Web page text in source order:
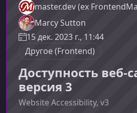
master.dev (ex
Marcy Sutton
15 дек. 2023 г., 11:44
Другое (Frontend)
Доступность веб-
версия 3
Website Accessibility, v3